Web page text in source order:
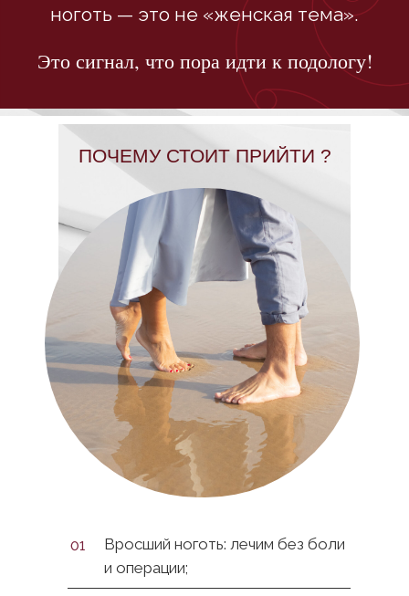
ПОЧЕМУ СТОИТ ПРИЙТИ ?
01
Вросший ноготь: лечим без боли
и операции;